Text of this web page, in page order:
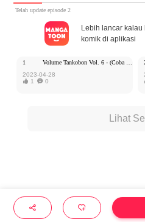
Telah update episode 2
Lebih lancar kalau
komik di aplikasi
1
2023-04-28
 1 0
Lihat
 